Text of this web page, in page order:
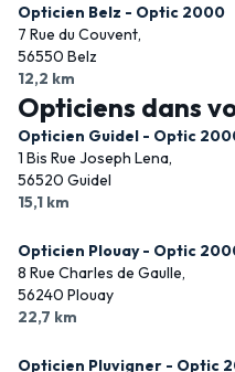
Opticien Belz - Optic 2000
7 Rue du Couvent,
56550 Belz
12,2 km
Opticiens dans
Opticien Guidel - Optic
1 Bis Rue Joseph Lena,
56520 Guidel
15,1 km
Opticien Plouay - Optic
8 Rue Charles de Gaulle,
56240 Plouay
22,7 km
Opticien Pluvigner - Optic